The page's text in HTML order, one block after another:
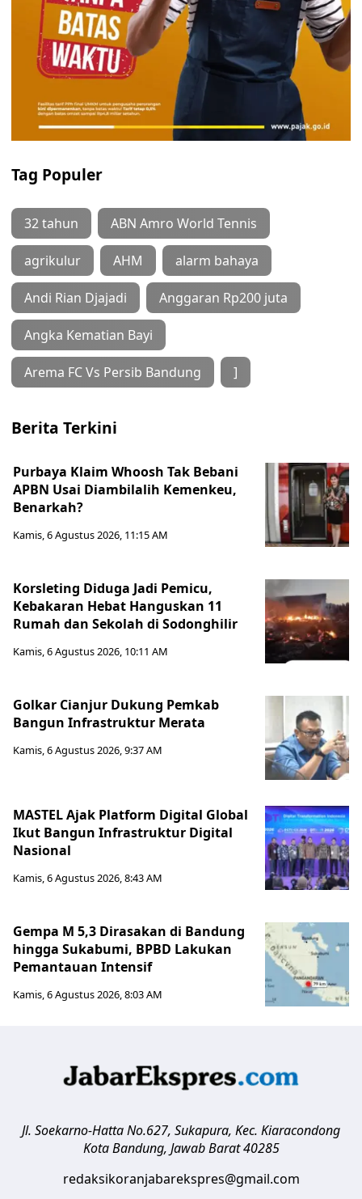
Tag Populer
32 tahun ABN Amro World Tennis
agrikulur AHM alarm bahaya
Andi Rian Djajadi Anggaran Rp200 juta
Angka Kematian Bayi
Arema FC Vs Persib Bandung ]
Berita Terkini
Purbaya Klaim Whoosh Tak Bebani
APBN Usai Diambilalih Kemenkeu,
Benarkah?
Kamis, 6 Agustus 2026, 11:15 AM
Korsleting Diduga Jadi Pemicu,
Kebakaran Hebat Hanguskan 11
Rumah dan Sekolah di Sodonghilir
Kamis, 6 Agustus 2026, 10:11 AM
Golkar Cianjur Dukung Pemkab
Bangun Infrastruktur Merata
Kamis, 6 Agustus 2026, 9:37 AM
MASTEL Ajak Platform Digital Global
Ikut Bangun Infrastruktur Digital
Nasional
Kamis, 6 Agustus 2026, 8:43 AM
Gempa M 5,3 Dirasakan di Bandung
hingga Sukabumi, BPBD Lakukan
Pemantauan Intensif
Kamis, 6 Agustus 2026, 8:03 AM
Jl. Soekarno-Hatta No.627, Sukapura, Kec. Kiaracondong
Kota Bandung, Jawab Barat 40285
redaksikoranjabarekspres@gmail.com